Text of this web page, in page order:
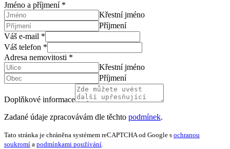
Jméno a příjmení *
Křestní jméno
Příjmení
Váš e-mail *
Váš telefon *
Adresa nemovitosti *
Křestní jméno
Příjmení
Váš
odhadu
Doplňkové informace
Zadané údaje zpracovávám dle těchto podmínek.
Tato stránka je chráněna systémem reCAPTCHA od Google s ochranou
soukromí a podmínkami používání.